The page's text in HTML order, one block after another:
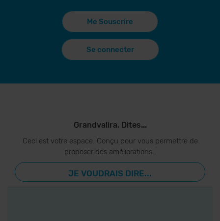
Me Souscrire
Se connecter
Grandvalira. Dites...
Ceci est votre espace. Conçu pour vous permettre de
proposer des améliorations..
JE VOUDRAIS DIRE...